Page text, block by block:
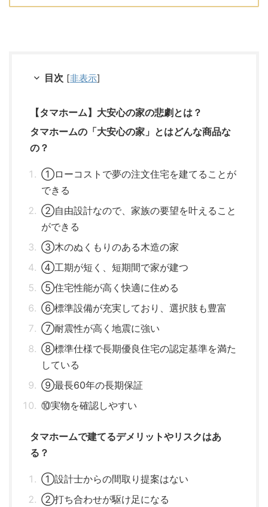
目次 [非表示]
【タマホーム】大安心の家の悲劇とは？
タマホームの「大安心の家」とはどんな商品な
の？
①ローコストで夢の注文住宅を建てることが
できる
②自由設計なので、家族の要望を叶えること
ができる
③木のぬくもりのある木造の家
④工期が短く、短期間で家が建つ
⑤住宅性能が高く快適に住める
⑥標準設備が充実しており、選択肢も豊富
⑦耐震性が高く地震に強い
⑧標準仕様で長期優良住宅の認定基準を満た
している
⑨最長60年の長期保証
⑩実物を確認しやすい
タマホームで建てるデメリットやリスクはあ
る？
①設計士からの間取り提案はない
②打ち合わせが駆け足になる